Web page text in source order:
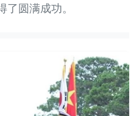
圆满成功。